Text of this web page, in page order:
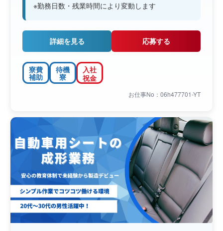
※勤務日数・残業時間により変動します
詳細を見る 応募する
寮費
補助
待機
寮
入社
祝金
お仕事No：06h477701-YT